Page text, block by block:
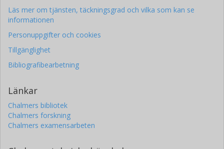
Läs mer om tjänsten, täckningsgrad och vilka som kan se
informationen
Personuppgifter och cookies
Tillgänglighet
Bibliografibearbetning
Länkar
Chalmers bibliotek
Chalmers forskning
Chalmers examensarbeten